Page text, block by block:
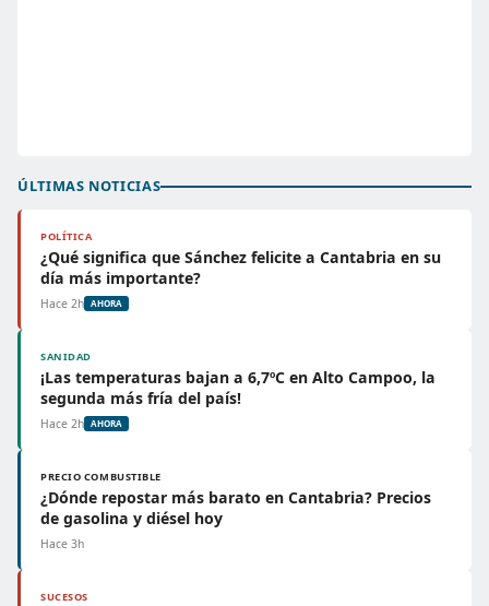
ÚLTIMAS NOTICIAS
POLÍTICA
¿Qué significa que Sánchez felicite a Cantabria en su
día más importante?
Hace 2h AHORA
SANIDAD
¡Las temperaturas bajan a 6,7ºC en Alto Campoo, la
segunda más fría del país!
Hace 2h AHORA
PRECIO COMBUSTIBLE
¿Dónde repostar más barato en Cantabria? Precios
de gasolina y diésel hoy
Hace 3h
SUCESOS